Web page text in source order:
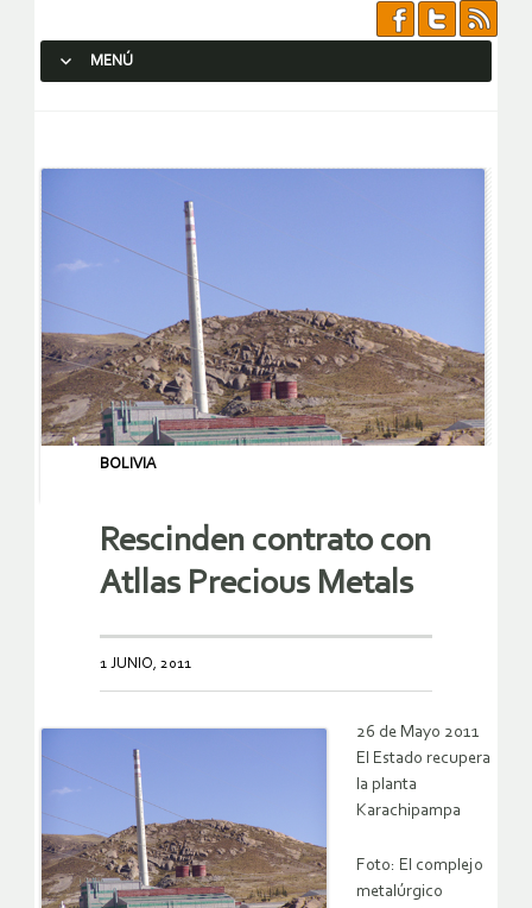
MENÚ
BOLIVIA
Rescinden contrato con
Atllas Precious Metals
1 JUNIO, 2011
26 de Mayo 2011
El Estado recupera
la planta
Karachipampa
Foto: El complejo
metalúrgico